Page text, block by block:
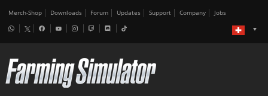
Merch-Shop Downloads Forum Updates Support Company Jobs